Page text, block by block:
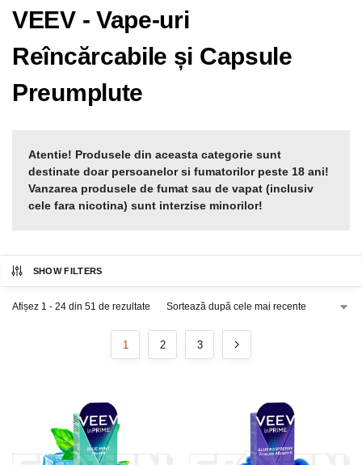
VEEV - Vape-uri
Reîncărcabile și Capsule
Preumplute
Atentie! Produsele din aceasta categorie sunt
destinate doar persoanelor si fumatorilor peste 18 ani!
Vanzarea produsele de fumat sau de vapat (inclusiv
cele fara nicotina) sunt interzise minorilor!
SHOW FILTERS
Afișez 1 - 24 din 51 de rezultate
1 2 3